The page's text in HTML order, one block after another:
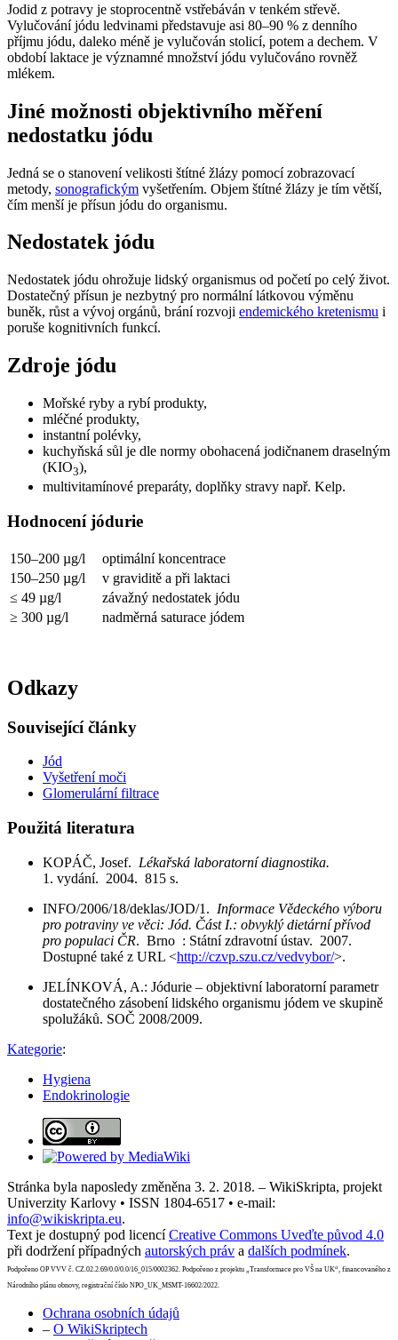
Jodid z potravy je stoprocentně vstřebáván v tenkém střevě.
Vylučování jódu ledvinami představuje asi 80–90 % z denního
příjmu jódu, daleko méně je vylučován stolicí, potem a dechem. V
období laktace je významné množství jódu vylučováno rovněž
mlékem.
Jiné možnosti objektivního měření
nedostatku jódu
Jedná se o stanovení velikosti štítné žlázy pomocí zobrazovací
metody, sonografickým vyšetřením. Objem štítné žlázy je tím větší,
čím menší je přísun jódu do organismu.
Nedostatek jódu
Nedostatek jódu ohrožuje lidský organismus od početí po celý život.
Dostatečný přísun je nezbytný pro normální látkovou výměnu
buněk, růst a vývoj orgánů, brání rozvoji endemického kretenismu i
poruše kognitivních funkcí.
Zdroje jódu
Mořské ryby a rybí produkty,
mléčné produkty,
instantní polévky,
kuchyňská sůl je dle normy obohacená jodičnanem draselným
(KIO3),
multivitamínové preparáty, doplňky stravy např. Kelp.
Hodnocení jódurie
150–200 µg/l
optimální koncentrace
150–250 µg/l
v graviditě a při laktaci
≤ 49 µg/l
závažný nedostatek jódu
≥ 300 µg/l
nadměrná saturace jódem
Odkazy
Související články
Jód
Vyšetření moči
Glomerulární filtrace
Použitá literatura
KOPÁČ, Josef. Lékařská laboratorní diagnostika.
1. vydání. 2004. 815 s.
INFO/2006/18/deklas/JOD/1. Informace Vědeckého výboru
pro potraviny ve věci: Jód. Část I.: obvyklý dietární přívod
pro populaci ČR. Brno : Státní zdravotní ústav. 2007.
Dostupné také z URL <http://czvp.szu.cz/vedvybor/>.
JELÍNKOVÁ, A.: Jódurie – objektivní laboratorní parametr
dostatečného zásobení lidského organismu jódem ve skupině
spolužáků. SOČ 2008/2009.
Kategorie:
Hygiena
Endokrinologie
Stránka byla naposledy změněna 3. 2. 2018. – WikiSkripta, projekt
Univerzity Karlovy • ISSN 1804-6517 • e-mail:
info@wikiskripta.eu.
Text je dostupný pod licencíCreative Commons Uveďte původ 4.0
při dodržení případných autorských práv a dalších podmínek.
Podpořeno OP VVV č. CZ.02.2.69/0.0/0.0/16_015/0002362. Podpořeno z projektu „Transformace pro VŠ na UK“, financovaného z
Národního plánu obnovy, registrační číslo NPO_UK_MSMT-16602/2022.
Ochrana osobních údajů
– O WikiSkriptech